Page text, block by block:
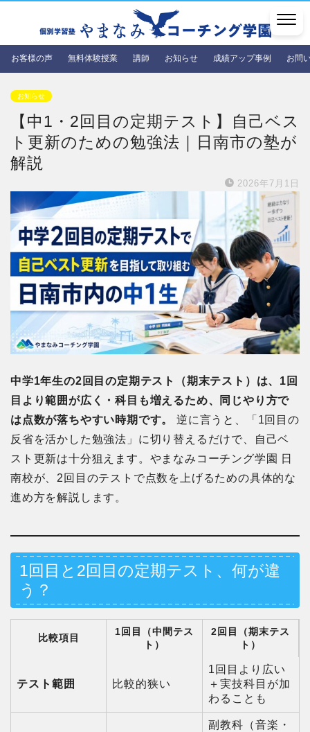
お客様の声 無料体験授業 講師 お知らせ 成績アップ事例 お問
お知らせ
【中1・2回目の定期テスト】自己ベス
ト更新のための勉強法｜日南市の塾が
解説
2026年7月1日
中学1年生の2回目の定期テスト（期末テスト）は、1回
目より範囲が広く・科目も増えるため、同じやり方で
は点数が落ちやすい時期です。
逆に言うと、「1回目の
反省を活かした勉強法」に切り替えるだけで、自己ベ
スト更新は十分狙えます。やまなみコーチング学園 日
南校が、2回目のテストで点数を上げるための具体的な
進め方を解説します。
1回目と2回目の定期テスト、何が違
う？
比較項目
1回目（中間テス
ト）
2回目（期末テス
ト）
テスト範囲 比較的狭い
1回目より広い
＋実技科目が加
わることも
副教科（音楽・